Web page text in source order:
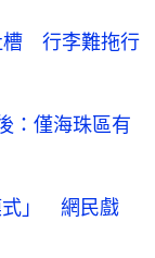
槽 行李難拖行
：僅海珠區有
式」 網民戲